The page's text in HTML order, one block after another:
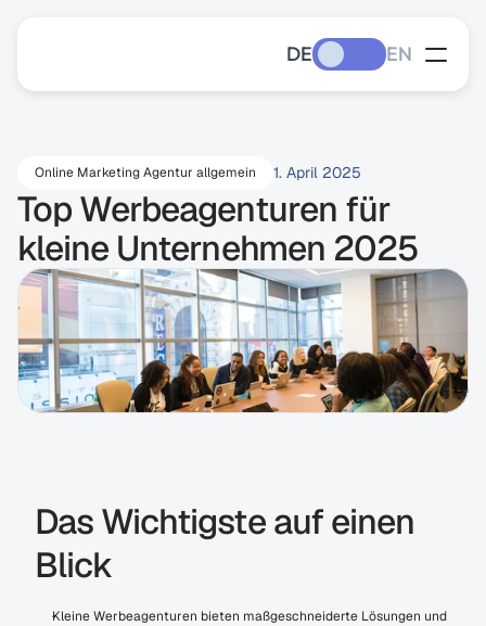
DE EN
Online Marketing Agentur allgemein 1. April 2025
Top Werbeagenturen für
kleine Unternehmen 2025
Das Wichtigste auf einen
Blick
Kleine Werbeagenturen bieten maßgeschneiderte Lösungen und